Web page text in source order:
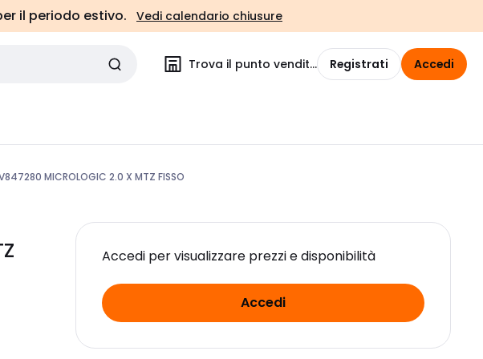
il periodo estivo. Vedi calendario chiusure
Trova il punto vendita Registrati Accedi
MICROLOGIC 2.0 X MTZ FISSO
Accedi per visualizzare prezzi e disponibilità
Accedi